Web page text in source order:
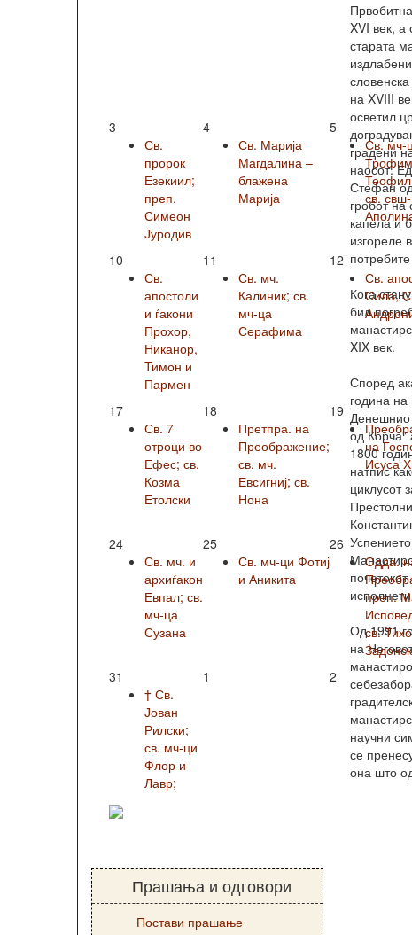
XVI век, а
старата
на XVIII
осветил
градени
наосот.
Стефан од
гробот
капела и
изгореле
Кога
бил
XIX век.
Според
година
од Корча"
1800
натпис
циклусот
Од 1991
на
научни
се
она што
3
Св.
пророк
Езекиил;
преп.
Симеон
Јуродив
4
Св. Марија
Магдалина –
блажена
Марија
5
Св. мч-
св.
10
Св.
апостоли
и ѓакони
Прохор,
Никанор,
Тимон и
Пармен
11
Св. мч.
Калиник; св.
мч-ца
Серафима
12
Св.
Сила,
17
Св. 7
отроци во
Ефес; св.
Козма
Етолски
18
Претпра. на
Преображение;
св. мч.
Евсигниј; св.
Нона
19
на
Исуса
24
Св. мч. и
архиѓакон
Евпал; св.
мч-ца
Сузана
25
Св. мч-ци Фотиј
и Аникита
26
Одда.
преп.
св.
31
† Св.
Јован
Рилски;
св. мч-ци
Флор и
Лавр;
1 2
Прашања и одговори
Постави прашање